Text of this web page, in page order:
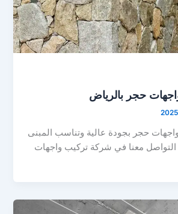
حجر بالرياض
حجر بجودة عالية وتناسب المبنى
معنا في شركة تركيب واجهات